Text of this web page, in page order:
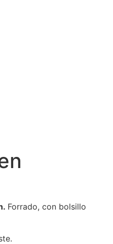
Forrado, con bolsillo